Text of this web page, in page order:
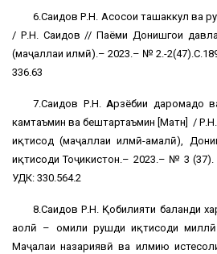
6.Саидов Р.Н. Асосҳои ташаккул ва
/ Р.Н. Саидов // Паёми Донишгоҳи
(маҷаллаи илмӣ).– 2023.– № 2.-
336.63
7.Саидов Р.Н.Арзёбии даромадҳо
камтаъмин ва бештартаъмин [Матн] /
иқтисод (маҷаллаи илмӣ-амалӣ),
иқтисоди Тоҷикистон.– 2023.– № 3 (37).
УДК: 330.564.2
8.Саидов Р.Н. Қобилияти баланди
аҳолӣ – омили рушди иқтисоди
Маҷалаи назариявӣ ва илмию